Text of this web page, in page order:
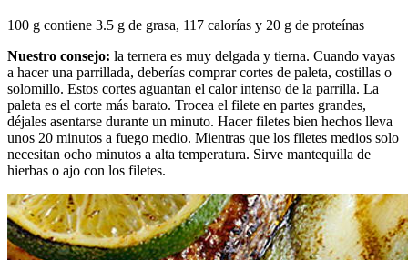
100 g contiene 3.5 g de grasa, 117 calorías y 20 g de proteínas
Nuestro consejo: la ternera es muy delgada y tierna. Cuando vayas
a hacer una parrillada, deberías comprar cortes de paleta, costillas o
solomillo. Estos cortes aguantan el calor intenso de la parrilla. La
paleta es el corte más barato. Trocea el filete en partes grandes,
déjales asentarse durante un minuto. Hacer filetes bien hechos lleva
unos 20 minutos a fuego medio. Mientras que los filetes medios solo
necesitan ocho minutos a alta temperatura. Sirve mantequilla de
hierbas o ajo con los filetes.